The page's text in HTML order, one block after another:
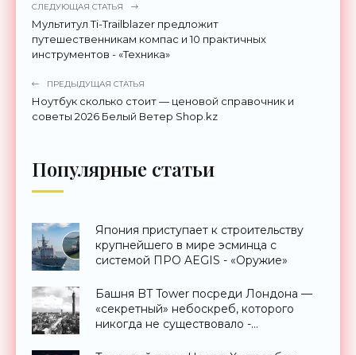
СЛЕДУЮЩАЯ СТАТЬЯ
Мультитул Ti-Trailblazer предложит
путешественникам компас и 10 практичных
инструментов - «Техника»
ПРЕДЫДУЩАЯ СТАТЬЯ
Ноутбук сколько стоит — ценовой справочник и
советы 2026 Белый Ветер Shop.kz
Популярные статьи
Япония приступает к строительству
крупнейшего в мире эсминца с
системой ПРО AEGIS - «Оружие»
Башня BT Tower посреди Лондона —
«секретный» небоскреб, которого
никогда не существовало -